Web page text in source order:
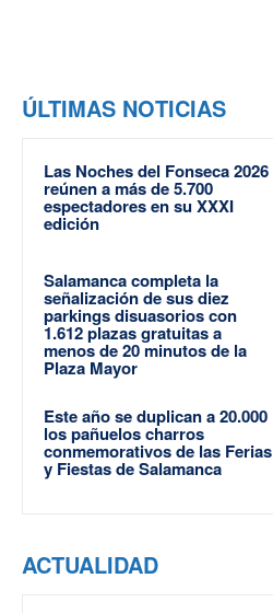
ÚLTIMAS NOTICIAS
Las Noches del Fonseca 2026
reúnen a más de 5.700
espectadores en su XXXI
edición
Salamanca completa la
señalización de sus diez
parkings disuasorios con
1.612 plazas gratuitas a
menos de 20 minutos de la
Plaza Mayor
Este año se duplican a 20.000
los pañuelos charros
conmemorativos de las Ferias
y Fiestas de Salamanca
ACTUALIDAD